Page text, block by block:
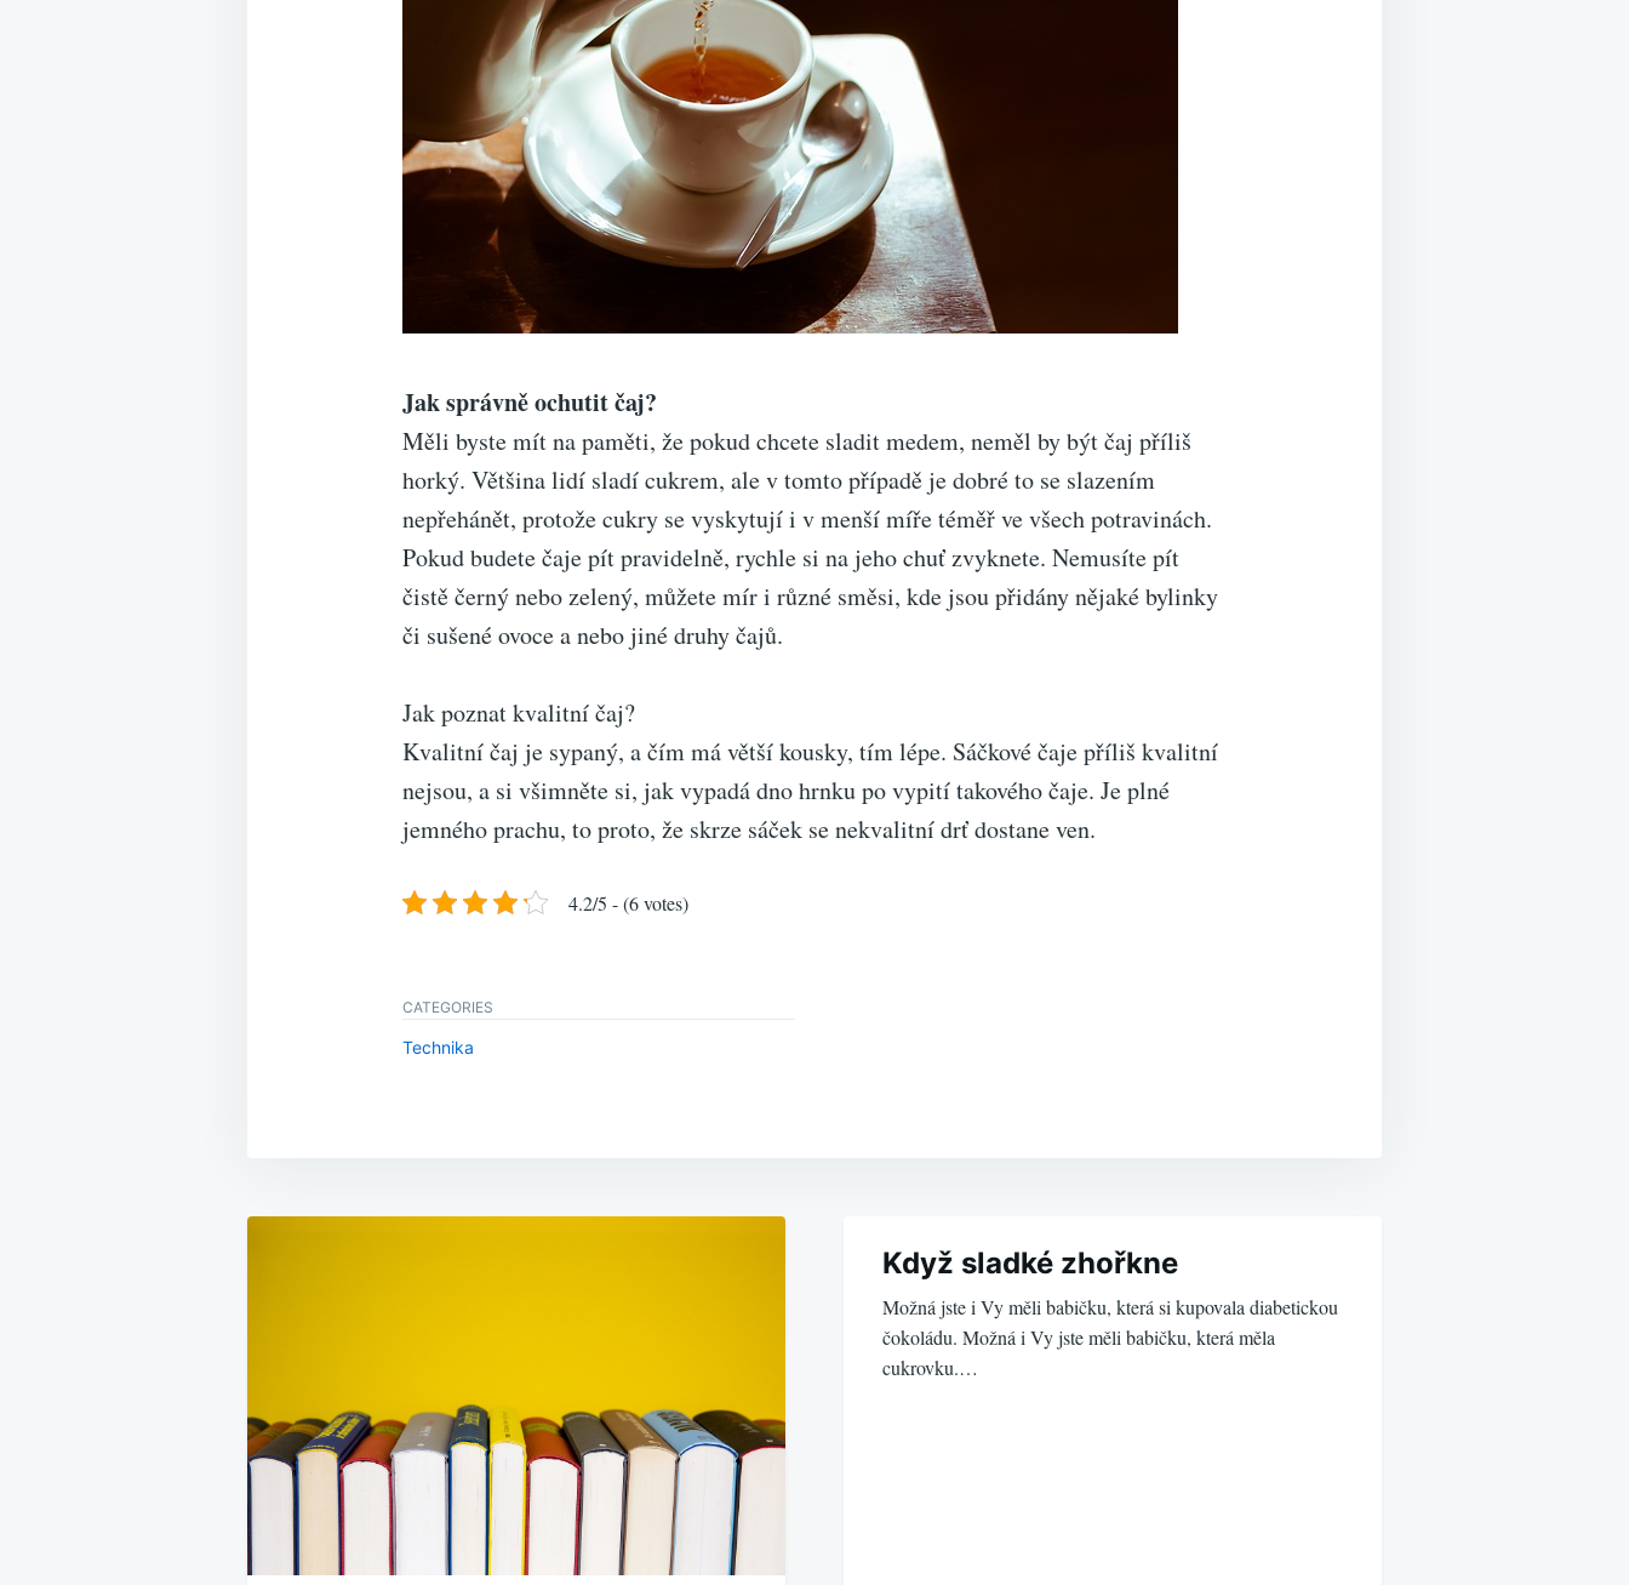
Jak správně ochutit čaj?
Měli byste mít na paměti, že pokud chcete sladit medem, neměl by být čaj příliš
horký. Většina lidí sladí cukrem, ale v tomto případě je dobré to se slazením
nepřehánět, protože cukry se vyskytují i v menší míře téměř ve všech potravinách.
Pokud budete čaje pít pravidelně, rychle si na jeho chuť zvyknete. Nemusíte pít
čistě černý nebo zelený, můžete mír i různé směsi, kde jsou přidány nějaké bylinky
či sušené ovoce a nebo jiné druhy čajů.
Jak poznat kvalitní čaj?
Kvalitní čaj je sypaný, a čím má větší kousky, tím lépe. Sáčkové čaje příliš kvalitní
nejsou, a si všimněte si, jak vypadá dno hrnku po vypití takového čaje. Je plné
jemného prachu, to proto, že skrze sáček se nekvalitní drť dostane ven.
4.2/5 - (6 votes)
CATEGORIES
Technika
Navigace
Když sladké zhořkne
Možná jste i Vy měli babičku, která si kupovala diabetickou
čokoládu. Možná i Vy jste měli babičku, která měla
cukrovku.…